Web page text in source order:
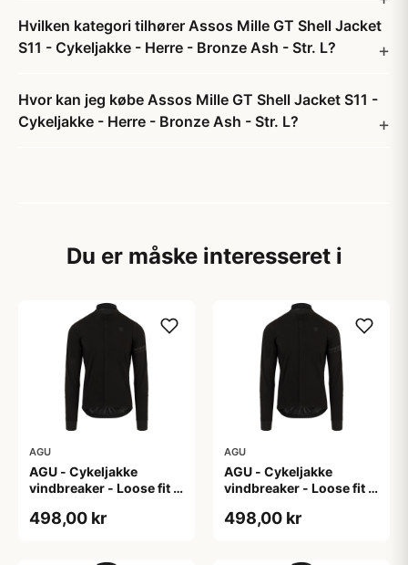
Hvilken kategori tilhører Assos Mille GT Shell Jacket
S11 - Cykeljakke - Herre - Bronze Ash - Str. L?
Hvor kan jeg købe Assos Mille GT Shell Jacket S11 -
Cykeljakke - Herre - Bronze Ash - Str. L?
Du er måske interesseret i
AGU
AGU - Cykeljakke
vindbreaker - Loose fit -
498,00 kr
AGU
AGU - Cykeljakke
vindbreaker - Loose fit -
498,00 kr